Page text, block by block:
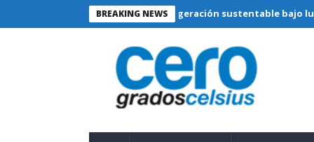
BREAKING NEWS
Refrigeración sustentable bajo lupa técnica: